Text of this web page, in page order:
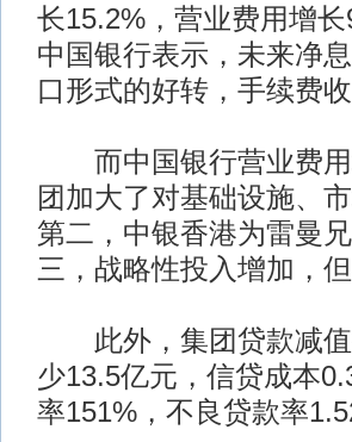
长15.2%，营业费用增
中国银行表示，未来净
口形式的好转，手续费
而中国银行营业费用
团加大了对基础设施、
第二，中银香港为雷曼
三，战略性投入增加，
此外，集团贷款减值
少13.5亿元，信贷成本
率151%，不良贷款率